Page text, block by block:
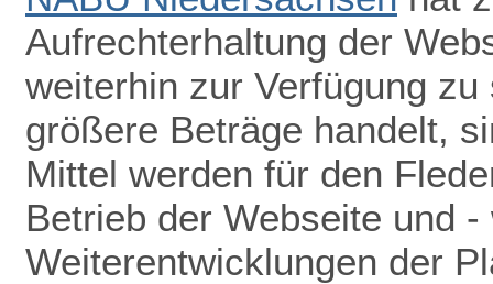
Aufrechterhaltung der
weiterhin zur Verfügung
größere Beträge handelt,
Mittel werden für den
Betrieb der Webseite und
Weiterentwicklungen der